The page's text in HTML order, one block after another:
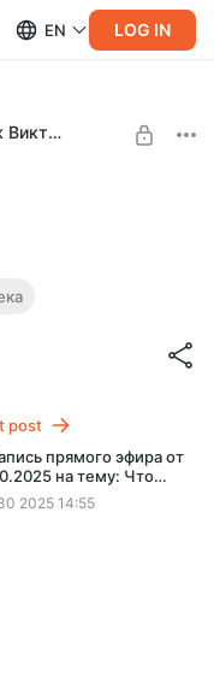
EN LOG IN
Smarent. Pro недвижку (Зубик Виктор)
в семейную
с хорошей
post
прямого эфира от
на тему: Что
в "семейку" внутри
с минимальным ПВ
2025 14:55